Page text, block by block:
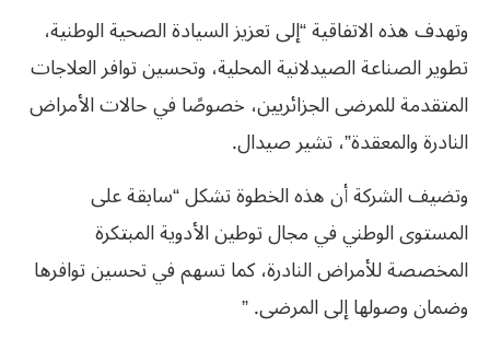
وتهدف هذه الاتفاقية “إلى تعزيز السيادة الصحية الوطنية،
تطوير الصناعة الصيدلانية المحلية، وتحسين توافر العلاجات
المتقدمة للمرضى الجزائريين، خصوصًا في حالات الأمراض
النادرة والمعقدة”، تشير صيدال.
وتضيف الشركة أن هذه الخطوة تشكل “سابقة على
المستوى الوطني في مجال توطين الأدوية المبتكرة
المخصصة للأمراض النادرة، كما تسهم في تحسين توافرها
وضمان وصولها إلى المرضى. ”